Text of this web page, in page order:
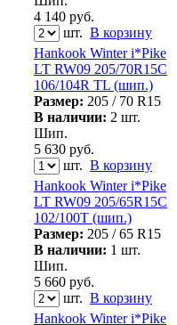
4 140 руб.
шт. В корзину
Hankook Winter i*Pike
LT RW09 205/70R15C
106/104R TL (шип.)
Размер: 205 / 70 R15
В наличии: 2 шт.
Шип.
5 630 руб.
шт. В корзину
Hankook Winter i*Pike
LT RW09 205/65R15C
102/100T (шип.)
Размер: 205 / 65 R15
В наличии: 1 шт.
Шип.
5 660 руб.
шт. В корзину
Hankook Winter i*Pike